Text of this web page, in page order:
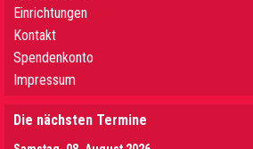
Einrichtungen
Kontakt
Spendenkonto
Impressum
Die nächsten Termine